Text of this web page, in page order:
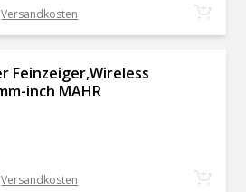
Versandkosten
Feinzeiger,Wireless
inch MAHR
Versandkosten